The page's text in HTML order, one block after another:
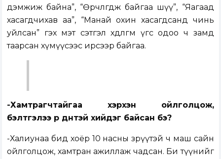
дэмжиж байна”, “Өөрчлөгдөж байгаа шүү”, “Яагаад
хасагдчихав аа”, “Манай охин хасагдсанд чинь
уйлсан” гэх мэт сэтгэл хөдөлгөм үгс одоо ч замд
таарсан хүмүүсээс ирсээр байгаа.
-Хамтрагчтайгаа хэрхэн ойлголцож,
бэлтгэлээ үр дүнтэй хийдэг байсан бэ?
-Халиунаа бид хоёр 10 насны зөрүүтэй ч маш сайн
ойлголцож, хамтран ажиллаж чадсан. Би түүнийг